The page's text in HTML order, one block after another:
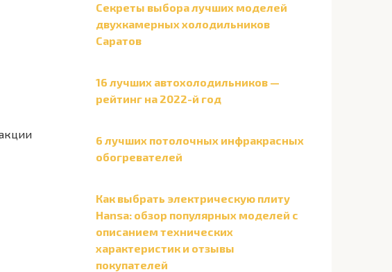
Секреты выбора лучших моделей
двухкамерных холодильников
Саратов
16 лучших автохолодильников —
рейтинг на 2022-й год
6 лучших потолочных инфракрасных
обогревателей
Как выбрать электрическую плиту
Hansa: обзор популярных моделей с
описанием технических
характеристик и отзывы
покупателей